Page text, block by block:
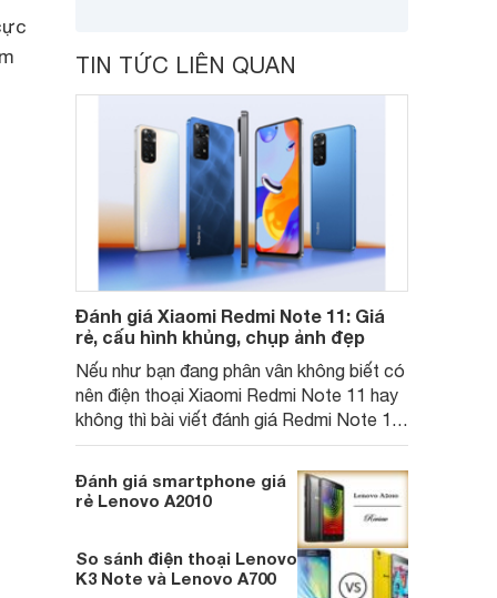
TIN TỨC LIÊN QUAN
Đánh giá Xiaomi Redmi Note 11: Giá
rẻ, cấu hình khủng, chụp ảnh đẹp
Nếu như bạn đang phân vân không biết có
nên điện thoại Xiaomi Redmi Note 11 hay
không thì bài viết đánh giá Redmi Note 11
dưới đây sẽ giúp bạn có thêm các thông
tin hữu ích để có được lựa chọn tốt nhất.
Đánh giá smartphone giá
rẻ Lenovo A2010
So sánh điện thoại Lenovo
K3 Note và Lenovo A700